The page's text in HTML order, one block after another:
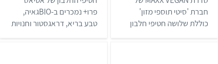
חברת 'סיטי תוספי מזון'
כוללת שלושה חטיפי חלבון
פרו+ נמכרים ב-BIOגאיה,
טבע בריא, דראגסטור וחנויות